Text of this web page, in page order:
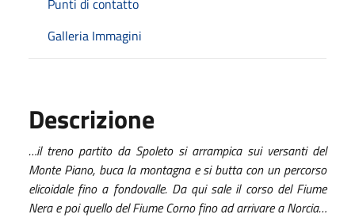
Galleria Immagini
Descrizione
…il treno partito da Spoleto si arrampica sui versanti del
Monte Piano, buca la montagna e si butta con un percorso
elicoidale fino a fondovalle. Da qui sale il corso del Fiume
Nera e poi quello del Fiume Corno fino ad arrivare a Norcia…